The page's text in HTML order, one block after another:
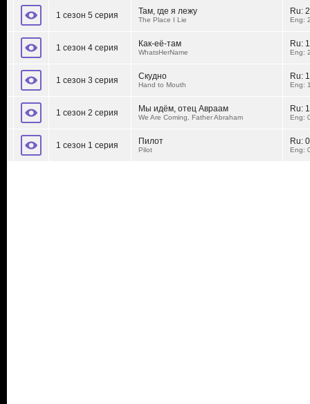
1 сезон 5 серия Там, где я лежу
The Place I Lie
Ru:
Eng:
1 сезон 4 серия Как-её-там
WhatsHerName
Ru:
Eng:
1 сезон 3 серия Скудно
Hand to Mouth
Ru:
Eng:
1 сезон 2 серия Мы идём, отец Авраам
We Are Coming, Father Abraham
Ru:
Eng:
1 сезон 1 серия Пилот
Pilot
Ru:
Eng: